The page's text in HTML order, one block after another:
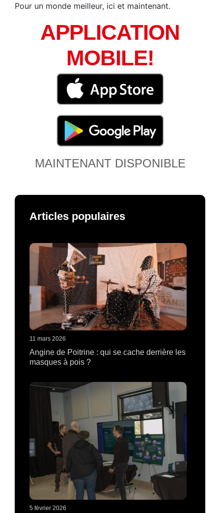
Pour un monde meilleur, ici et maintenant.
APPLICATION
MOBILE!
MAINTENANT DISPONIBLE
Articles populaires
11 mars 2026
Angine de Poitrine : qui se cache derrière les
masques à pois ?
5 février 2026